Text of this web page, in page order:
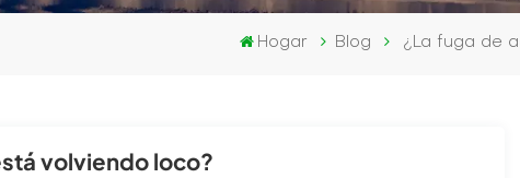
Hogar Blog ¿La fuga de
volviendo loco?